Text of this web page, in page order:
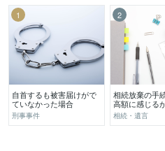
1
自首するも被害届けがで
ていなかった場合
刑事事件
2
相続放棄の手
高額に感じる
相続・遺言